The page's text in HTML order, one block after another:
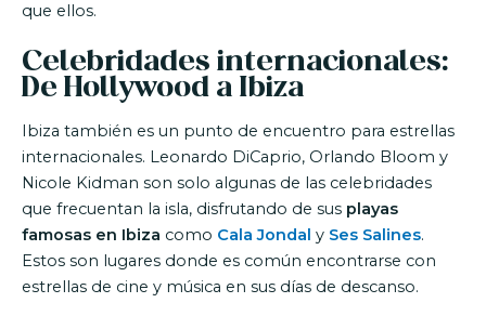
que ellos.
Celebridades internacionales:
De Hollywood a Ibiza
Ibiza también es un punto de encuentro para estrellas
internacionales. Leonardo DiCaprio, Orlando Bloom y
Nicole Kidman son solo algunas de las celebridades
que frecuentan la isla, disfrutando de sus playas
famosas en Ibiza como Cala Jondal y Ses Salines.
Estos son lugares donde es común encontrarse con
estrellas de cine y música en sus días de descanso.